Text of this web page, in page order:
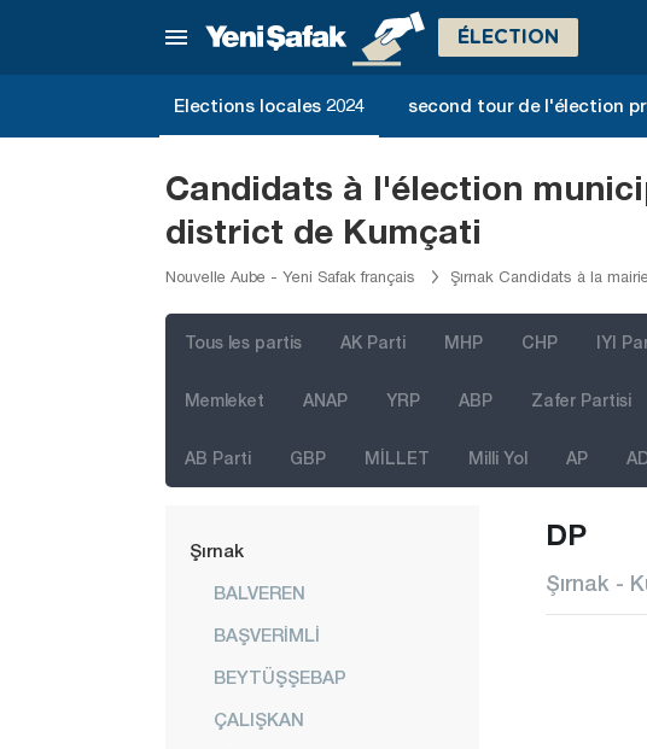
ÉLECTION
Elections locales 2024 second tour de l'élection
Candidats à l'élection
district de Kumçati
Nouvelle Aube - Yeni Safak français Şırnak Candidats à la mairie
Tous les partis AK Parti MHP CHP IYI
Memleket ANAP YRP ABP Zafer Partisi
AB Parti GBP MİLLET Milli Yol AP
Muğla
Sakarya
Siirt
Şırnak
BALVEREN
BAŞVERİMLİ
BEYTÜŞŞEBAP
ÇALIŞKAN
DP
Şırnak -